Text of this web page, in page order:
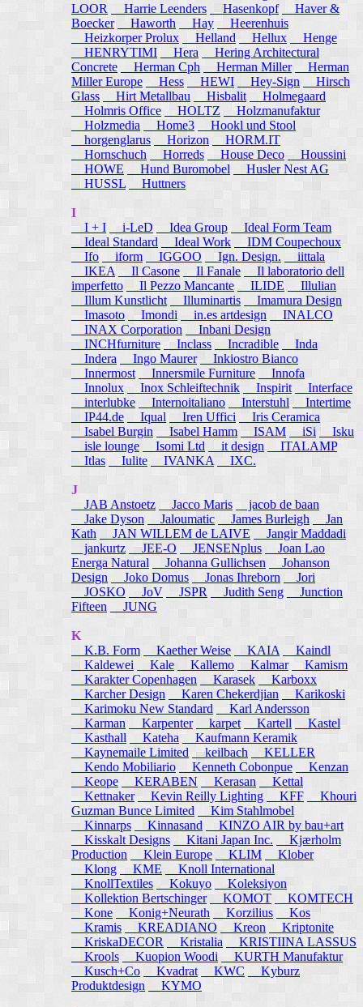
LOOR
Harrie Leenders Hasenkopf
Haver &
Boecker
Haworth Hay
Heerenhuis
Heizkorper Prolux
Helland Hellux
Henge
HENRYTIMI
Hera
Hering Architectural
Concrete
Herman Cph Herman Miller
Herman
Miller Europe
Hess HEWI Hey-Sign
Hirsch
Glass
Hirt Metallbau Hisbalit
Holmegaard
Holmris Office
HOLTZ
Holzmanufaktur
Holzmedia
Home3
Hookl und Stool
horgenglarus
Horizon
HORM.IT
Hornschuch
Horreds House Deco
Houssini
HOWE
Hund Buromobel
Husler Nest AG
HUSSL
Huttners
I
I + I
i-LeD Idea Group
Ideal Form Team
Ideal Standard
Ideal Work
IDM Coupechoux
Ifo
iform IGGOO Ign. Design.
iittala
IKEA
Il Casone Il Fanale
Il laboratorio dell
imperfetto
Il Pezzo Mancante ILIDE
Illulian
Illum Kunstlicht
Illuminartis
Imamura Design
Imasoto
Imondi in.es artdesign
INALCO
INAX Corporation
Inbani Design
INCHfurniture
Inclass Incradible
Inda
Indera
Ingo Maurer
Inkiostro Bianco
Innermost
Innersmile Furniture
Innofa
Innolux
Inox Schleiftechnik Inspirit
Interface
interlubke
Internoitaliano Interstuhl
Intertime
IP44.de
Iqual Iren Uffici
Iris Ceramica
Isabel Burgin
Isabel Hamm ISAM iSi Isku
isle lounge
Isomi Ltd it design
ITALAMP
Itlas
Iulite IVANKA IXC.
J
JAB Anstoetz
Jacco Maris
jacob de baan
Jake Dyson
Jaloumatic James Burleigh
Jan
Kath
JAN WILLEM de LAIVE
Jangir Maddadi
jankurtz JEE-O JENSENplus
Joan Lao
Energa Natural
Johanna Gullichsen
Johanson
Design
Joko Domus Jonas Ihreborn
Jori
JOSKO
JoV JSPR Judith Seng
Junction
Fifteen
JUNG
K
K.B. Form
Kaether Weise KAIA
Kaindl
Kaldewei
Kale Kallemo Kalmar
Kamism
Karakter Copenhagen
Karasek
Karboxx
Karcher Design
Karen Chekerdjian
Karikoski
Karimoku New Standard
Karl Andersson
Karman
Karpenter karpet Kartell
Kastel
Kasthall
Kateha
Kaufmann Keramik
Kaynemaile Limited keilbach
KELLER
Kendo Mobiliario
Kenneth Cobonpue
Kenzan
Keope
KERABEN Kerasan
Kettal
Kettnaker Kevin Reilly Lighting KFF
Khouri
Guzman Bunce Limited
Kim Stahlmobel
Kinnarps
Kinnasand
KINZO AIR by bau+art
Kisskalt Designs
Kitani Japan Inc.
Kjærholm
Production
Klein Europe KLIM
Klober
Klong
KME
Knoll International
KnollTextiles
Kokuyo
Koleksiyon
Kollektion Bertschinger KOMOT
KOMTECH
Kone
Konig+Neurath Korzilius
Kos
Kramis
KREADIANO Kreon
Kriptonite
KriskaDECOR
Kristalia
KRISTIINA LASSUS
Krools
Kuopion Woodi
KURTH Manufaktur
Kusch+Co
Kvadrat KWC
Kyburz
Produktdesign
KYMO